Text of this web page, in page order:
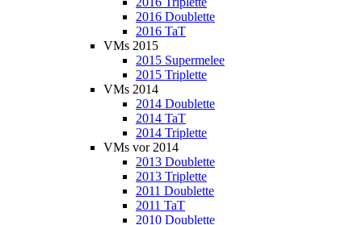
2016 Doublette
2016 TaT
VMs 2015
2015 Supermelee
2015 Triplette
VMs 2014
2014 Doublette
2014 TaT
2014 Triplette
VMs vor 2014
2013 Doublette
2013 Triplette
2011 Doublette
2011 TaT
2010 Doublette